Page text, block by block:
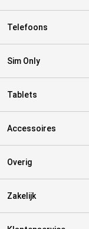
Telefoons
Sim Only
Tablets
Accessoires
Overig
Zakelijk